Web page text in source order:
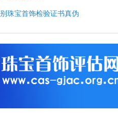
珠宝首饰检验证书真伪